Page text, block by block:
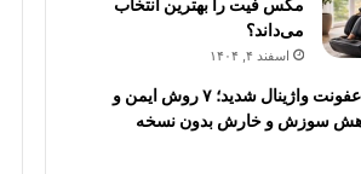
مکس فیت را بهترین انتخاب
می‌داند؟
اسفند ۴, ۱۴۰۴
درمان خانگی عفونت واژینال شدید؛ ۷ روش ایمن و
سوزش و خارش بدون نسخه